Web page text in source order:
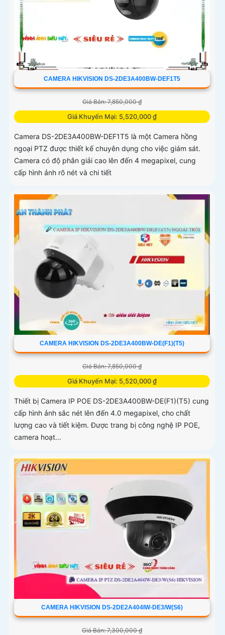
CAMERA HIKVISION DS-2DE3A400BW-DEF1T5
Giá Bán: 7,850,000 ₫
Giá Khuyến Mại: 5,520,000 ₫
Camera DS-2DE3A400BW-DEF1T5 là một Camera hồng
ngoại PTZ được thiết kế chuyên dụng cho việc giám sát.
Camera có độ phân giải cao lên đến 4 megapixel, cung
cấp hình ảnh rõ nét và chi tiết
CAMERA HIKVISION DS-2DE3A400BW-DE(F1)(T5)
Giá Bán: 7,850,000 ₫
Giá Khuyến Mại: 5,520,000 ₫
Thiết bị Camera IP POE DS-2DE3A400BW-DE(F1)(T5) cung
cấp hình ảnh sắc nét lên đến 4.0 megapixel, cho chất
lượng cao và tiết kiệm. Được trang bị công nghệ IP POE,
camera hoạt...
CAMERA HIKVISION DS-2DE2A404IW-DE3/W(S6)
Giá Bán: 7,300,000 ₫